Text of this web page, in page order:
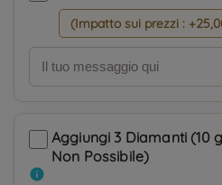
(Impatto sui prezzi :
Aggiungi 3 Diamanti (10
Non Possibile)
info